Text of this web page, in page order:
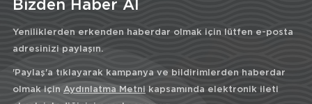
Bizden Haber Al
Yeniliklerden erkenden haberdar olmak için lütfen e-posta
adresinizi paylaşın.
'Paylaş'a tıklayarak kampanya ve bildirimlerden haberdar
olmak için Aydınlatma Metni kapsamında elektronik ileti